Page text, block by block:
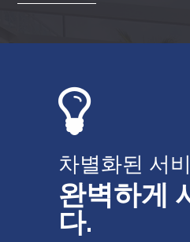
차별화된 서
완벽하게
다.